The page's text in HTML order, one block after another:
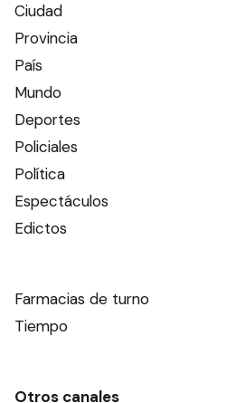
Ciudad
Provincia
País
Mundo
Deportes
Policiales
Política
Espectáculos
Edictos
Farmacias de turno
Tiempo
Otros canales